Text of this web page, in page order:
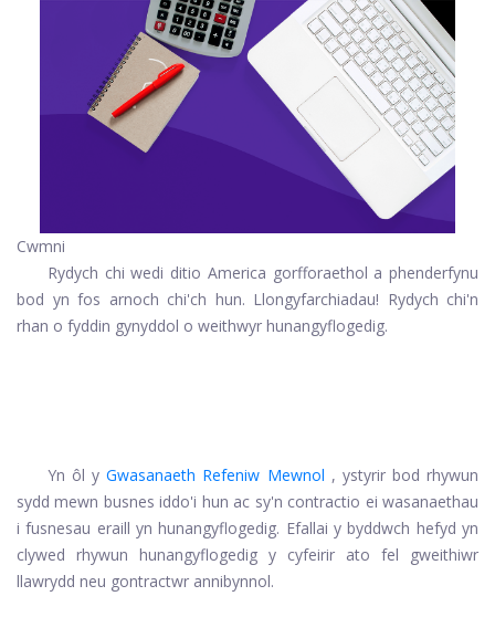
Cwmni
Rydych chi wedi ditio America gorfforaethol a phenderfynu
bod yn fos arnoch chi'ch hun. Llongyfarchiadau! Rydych chi'n
rhan o fyddin gynyddol o weithwyr hunangyflogedig.
Yn ôl y Gwasanaeth Refeniw Mewnol , ystyrir bod rhywun
sydd mewn busnes iddo'i hun ac sy'n contractio ei wasanaethau
i fusnesau eraill yn hunangyflogedig. Efallai y byddwch hefyd yn
clywed rhywun hunangyflogedig y cyfeirir ato fel gweithiwr
llawrydd neu gontractwr annibynnol.